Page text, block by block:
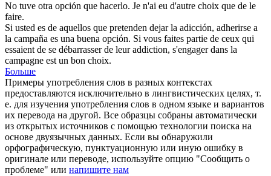
No tuve otra opción que hacerlo. Je n'ai eu d'autre choix que de le
faire.
Si usted es de aquellos que pretenden dejar la adicción, adherirse a
la campaña es una buena opción. Si vous faites partie de ceux qui
essaient de se débarrasser de leur addiction, s'engager dans la
campagne est un bon choix.
Больше
Примеры употребления слов в разных контекстах
предоставляются исключительно в лингвистических целях, т.
е. для изучения употребления слов в одном языке и вариантов
их перевода на другой. Все образцы собраны автоматически
из открытых источников с помощью технологии поиска на
основе двуязычных данных. Если вы обнаружили
орфографическую, пунктуационную или иную ошибку в
оригинале или переводе, используйте опцию "Сообщить о
проблеме" или напишите нам